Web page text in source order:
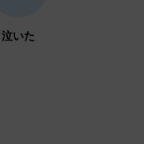
泣いた